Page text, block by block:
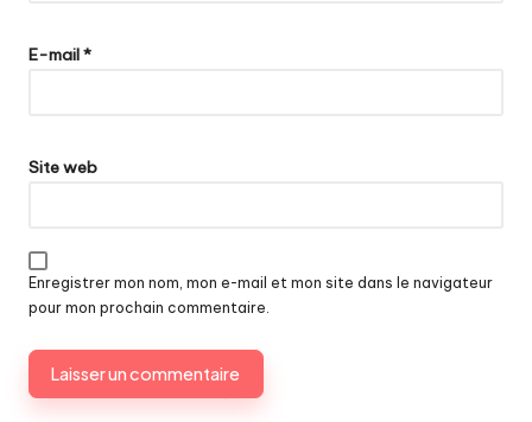
E-mail*
Site web
Enregistrer mon nom, mon e-mail et mon site dans le navigateur
pour mon prochain commentaire.